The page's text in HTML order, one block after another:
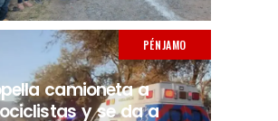
PÉNJAMO
camioneta a
y se da a